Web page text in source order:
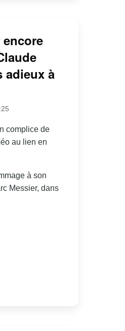
encore
adieux à
complice de
au lien en
à son
Messier, dans